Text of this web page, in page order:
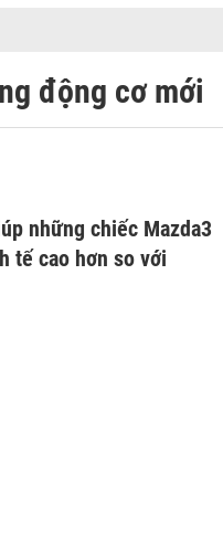
động cơ mới
những chiếc Mazda3
tế cao hơn so với